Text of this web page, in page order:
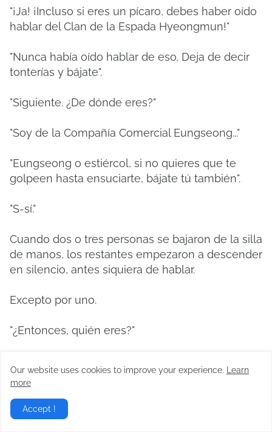
"¡Ja! ¡Incluso si eres un pícaro, debes haber oído
hablar del Clan de la Espada Hyeongmun!"
"Nunca había oído hablar de eso. Deja de decir
tonterías y bájate".
"Siguiente. ¿De dónde eres?"
"Soy de la Compañía Comercial Eungseong..."
"Eungseong o estiércol, si no quieres que te
golpeen hasta ensuciarte, bájate tú también".
"S-sí."
Cuando dos o tres personas se bajaron de la silla
de manos, los restantes empezaron a descender
en silencio, antes siquiera de hablar.
Excepto por uno.
"¿Entonces, quién eres?"
completo y sus ojos brillaban fríamente.
"Has cruzado una línea que no debías haber
cruzado."
Our website uses cookies to improve your experience.
Learn
more
Accept !